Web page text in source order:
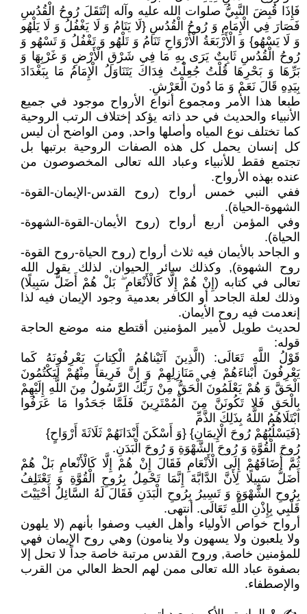
فَإِذَا قُبِضَ النَّبِيُّ صلوات الله عليه وآله إنْتَقَلَ رُوحُ الْقُدُسِ
فَصَارَ فِي الْإِمَامِ وَ رُوحُ الْقُدُسِ {لَا يَنَامُ وَ لَا يَغْفُلُ وَ لَا يَلْهُو
وَ لَا يَسْهُو} وَ الْأَرْبَعَةُ الْأَرْوَاحِ تَنَامُ وَ تَلْهُو وَ تَغْفُلُ وَ تَسْهُو وَ
رُوحُ الْقُدُسِ ثَابِتٌ يَرَى بِهِ مَا فِي شَرْقِ الْأَرْضِ وَ غَرْبِهَا وَ
بَرِّهَا وَ بَحْرِهَا قُلْتُ جُعِلْتُ فِدَاكَ يَتَنَاوَلُ الْإِمَامُ مَا بِبَغْدَادَ
بِيَدِهِ قَالَ نَعَمْ وَ مَا دُونَ الْعَرْشِ‏.
طبعا هذا الأمر ومجموع أنواع الأرواح موجود في جميع
الأنبياء والحديث في حد ذاته يؤكد إختلاف الرتب الروحية
كما تختلف نوع المياه وأصلها واحد, ومن الواضح أن ليس
كل إنسان يحمل كل هذه الصفات الروحية برتبها بل
تجتمع فقط للأنبياء وعباد الله تعالى المخصوصون من
عنده بهذه الأرواح.
ففي النبي خمس أرواح (روح القدس-الإيمان-القوة-
الشهوة-الحياة).
وفي المؤمن أربع أرواح (روح الأيمان-القوة-الشهوة-
الحياة).
و الجاحد بالأيمان فيه ثلاث أرواح (روح الحياة-روح القوة-
روح الشهوة), وكذلك سائر الحيوان, لذلك يقول الله
تعالى في كتابه (إِنْ هُمْ إِلَّا كَالْأَنْعَامِ ۖ بَلْ هُمْ أَضَلُّ سَبِيلًا)
وذلك لعلة الجاحد أو الكافر بعدمية وجود الإيمان فيه لذا
إنعدمت فيه روح الأيمان.
لحديث طويل لأمير المؤمنين أقتطع منه موضع الحاجة
قوله:
قَوْلُ اللَّهِ تَعَالَى:‏ (الَّذِينَ آتَيْناهُمُ الْكِتابَ يَعْرِفُونَهُ كَما
يَعْرِفُونَ أَبْناءَهُمْ‏ فِي مَنَازِلِهِمْ‏ وَ إِنَّ فَرِيقاً مِنْهُمْ لَيَكْتُمُونَ
الْحَقَّ وَ هُمْ يَعْلَمُونَ الْحَقُّ مِنْ رَبِّكَ‏ الرَّسُولُ مِنَ اللَّهِ إِلَيْهِمْ
بِالْحَقِ‏ فَلا تَكُونَنَّ مِنَ الْمُمْتَرِينَ‏ فَلَمَّا جَحَدُوا مَا عَرَفُوا
ابْتَلَاهُمُ اللَّهُ بِذَلِكَ الذَّمِّ
{فَيَسْلُبُهُمْ رُوحَ الْإِيمَانِ} {وَ أَسْكَنَ أَبْدَانَهُمْ ثَلَاثَةَ أَرْوَاحٍ}
رُوحَ الْقُوَّةِ وَ رُوحَ الشَّهْوَةِ وَ رُوحَ الْبَدَنِ.
ثُمَّ أَضَافَهُمْ إِلَى الْأَنْعَامِ فَقَالَ‏ إِنْ هُمْ إِلَّا كَالْأَنْعامِ بَلْ هُمْ
أَضَلُّ سَبِيلًا لِأَنَّ الدَّابَّةَ إِنَّمَا تَحْمِلُ بِرُوحِ الْقُوَّةِ وَ تَعْتَلِفُ
بِرُوحِ الشَّهْوَةِ وَ تَسِيرُ بِرُوحِ الْبَدَنِ فَقَالَ لَهُ السَّائِلُ أَحْيَيْتَ
قَلْبِي بِإِذْنِ اللَّهِ تَعَالَى. أنتهى.
أرواح خواص الأولياء وأهل الغيب وصفوا بأنهم (لا يلهون
ولا يلعبون ولا يسهون ولا ينامون) وهي روح الإيمان فهي
للمؤمنين خاصة, وروح القدس مرتبة خاصة جداً لا تحل إلا
بصفوة عباد الله تعالى ممن لهم الحظ العالي من القرب
والإصطفاء.